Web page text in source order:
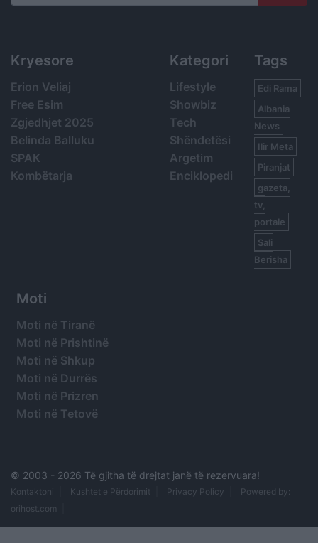
Search
Kryesore
Erion Veliaj
Free Esim
Zgjedhjet 2025
Belinda Balluku
SPAK
Kombëtarja
Kategori
Lifestyle
Showbiz
Tech
Shëndetësi
Argetim
Enciklopedi
Tags
Edi Rama
Albania
News
Ilir Meta
Piranjat
gazeta,
tv,
portale
Sali
Berisha
Moti
Moti në Tiranë
Moti në Prishtinë
Moti në Shkup
Moti në Durrës
Moti në Prizren
Moti në Tetovë
© 2003 - 2026 Të gjitha të drejtat janë të rezervuara!
Kontaktoni Kushtet e Përdorimit Privacy Policy
Powered by:
orihost.com